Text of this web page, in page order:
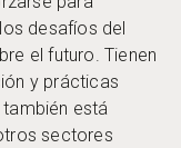
desafíos del
el futuro. Tienen
y prácticas
está
sectores